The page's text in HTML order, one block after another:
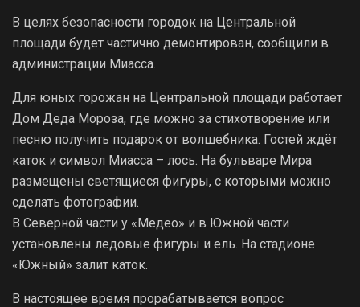
В целях безопасности городок на Центральной
площади будет частично демонтирован, сообщили в
администрации Миасса.
Для юных горожан на Центральной площади работает
Дом Деда Мороза, где можно за стихотворение или
песню получить подарок от волшебника. Гостей ждёт
каток и символ Миасса – лось. На бульваре Мира
размещены светящиеся фигуры, с которыми можно
сделать фотографии.
В Северной части у «Медео» и в Южной части
установлены ледовые фигуры и ель. На стадионе
«Южный» залит каток.
В настоящее время прорабатывается вопрос